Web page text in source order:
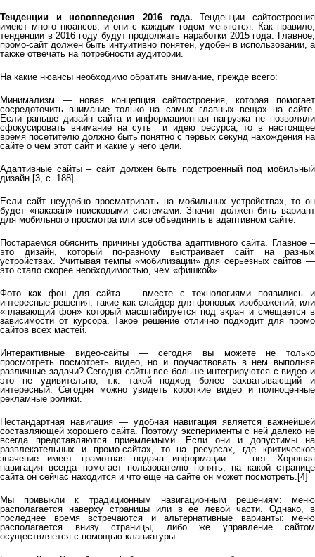
Тенденции и нововведения 2016 года. Тенденции сайтостроения
имеют много нюансов, и они с каждым годом меняются. Как правило,
тенденции в 2016 году будут продолжать наработки 2015 года. Главное,
промо-сайт должен быть интуитивно понятен, удобен в использовании, а
также отвечать на потребности аудитории.
На какие нюансы необходимо обратить внимание, прежде всего:
Минимализм — новая концепция сайтостроения, которая помогает
сосредоточить внимание только на самых главных вещах на сайте.
Если раньше дизайн сайта и информационная нагрузка не позволяли
сфокусировать внимание на суть и идею ресурса, то в настоящее
время посетителю должно быть понятно с первых секунд нахождения на
сайте о чем этот сайт и какие у него цели.
Адаптивные сайты – сайт должен быть подстроенный под мобильный
дизайн.[3, с. 188]
Если сайт неудобно просматривать на мобильных устройствах, то он
будет «наказан» поисковыми системами. Значит должен бить вариант
для мобильного просмотра или все объединить в адаптивном сайте.
Постараемся обяснить причины удобства адаптивного сайта. Главное –
это дизайн, который по-разному выстраивает сайт на разных
устройствах. Учитывая темпы «мобилизации» для серьезных сайтов —
это стало скорее необходимостью, чем «фишкой».
Фото как фон для сайта — вместе с технологиями появились и
интересные решения, такие как слайдер для фоновых изображений, или
«плавающий фон» который масштабируется под экран и смещается в
зависимости от курсора. Такое решение отлично подходит для промо
сайтов всех мастей.
Интерактивные видео-сайты — сегодня вы можете не только
просмотреть посмотреть видео, но и поучаствовать в нем выполняя
различные задачи? Сегодня сайты все больше интегрируются с видео и
это не удивительно, т.к. такой подход более захватывающий и
интересный. Сегодня можно увидеть короткие видео и полноценные
рекламные ролики.
Нестандартная навигация — удобная навигация является важнейшей
составляющей хорошего сайта. Поэтому эксперименты с ней далеко не
всегда представляются приемлемыми. Если они и допустимы на
развлекательных и промо-сайтах, то на ресурсах, где критическое
значение имеет грамотная подача информации — нет. Хорошая
навигация всегда помогает пользователю понять, на какой странице
сайта он сейчас находится и что еще на сайте он может посмотреть.[4]
Мы привыкли к традиционным навигационным решениям: меню
располагается наверху страницы или в ее левой части. Однако, в
последнее время встречаются и альтернативные варианты: меню
располагается внизу страницы, либо же управление сайтом
осуществляется с помощью клавиатуры.